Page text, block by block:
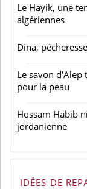
Le Hayik, une
algériennes
Dina,
Le savon d'Alep
pour la peau
Hossam Habib
jordanienne
IDÉES DE